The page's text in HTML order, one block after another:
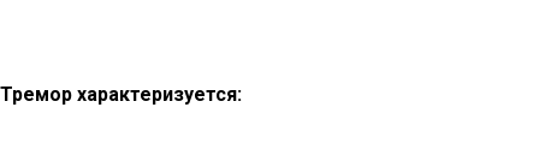
Тремор характеризуется: